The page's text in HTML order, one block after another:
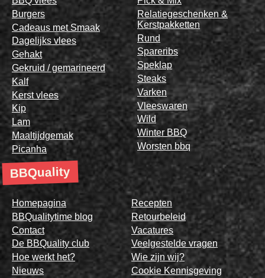
Burgers
Cadeaus met Smaak
Dagelijks vlees
Gehakt
Gekruid / gemarineerd
Kalf
Kerst vlees
Kip
Lam
Maaltijdgemak
Picanha
Relatiegeschenken &
Kerstpakketten
Rund
Spareribs
Speklap
Steaks
Varken
Vleeswaren
Wild
Winter BBQ
Worsten bbq
BBQuality
Homepagina
BBQualitytime blog
Contact
De BBQuality club
Hoe werkt het?
Nieuws
Recepten
Retourbeleid
Vacatures
Veelgestelde vragen
Wie zijn wij?
Cookie Kennisgeving